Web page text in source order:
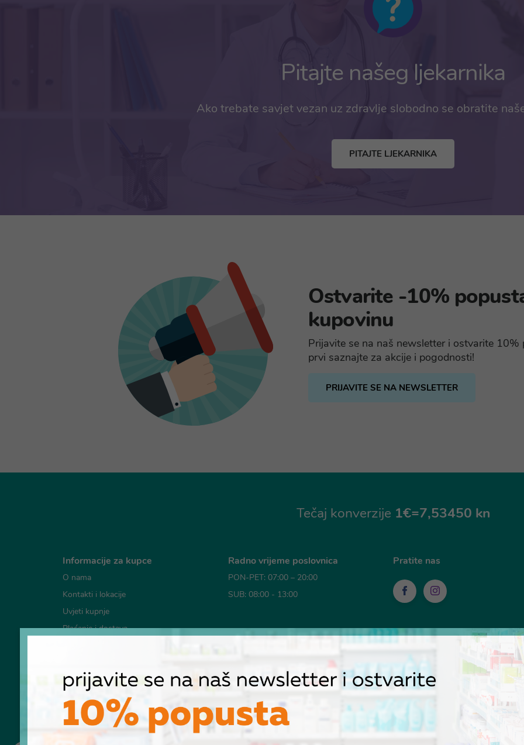
Pitajte našeg ljekarnika
Ako trebate savjet vezan uz zdravlje slobodno se obratite
PITAJTE LJEKARNIKA
Ostvarite -10%
kupovinu
Prijavite se na naš newsletter i ostvarite
prvi saznajte za akcije i pogodnosti!
PRIJAVITE SE NA NEWSLETTER
Tečaj konverzije 1€=7,53450 kn
Informacije za kupce
O nama
Kontakti i lokacije
Uvjeti kupnje
Plaćanje i dostava
Pravila privatnosti
RASKID UGOVORA
Radno vrijeme poslovnica
PON-PET: 07:00 – 20:00
SUB: 08:00 - 13:00
Pratite nas
Mogućnosti plaćanja